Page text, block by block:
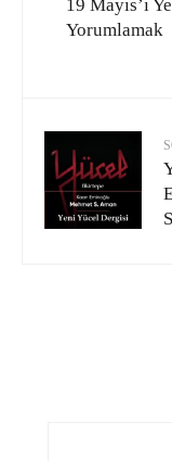
19 Mayıs’ı
Yorumlamak